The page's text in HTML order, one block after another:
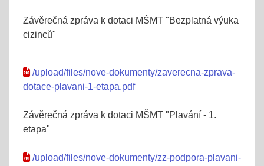
Závěrečná zpráva k dotaci MŠMT "Bezplatná výuka
cizinců"
/upload/files/nove-dokumenty/zaverecna-zprava-
dotace-plavani-1-etapa.pdf
Závěrečná zpráva k dotaci MŠMT "Plavání - 1.
etapa"
/upload/files/nove-dokumenty/zz-podpora-plavani-